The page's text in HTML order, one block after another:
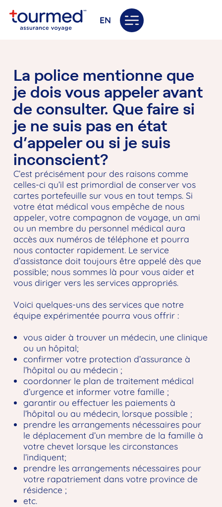
EN
La police mentionne que
je dois vous appeler avant
de consulter. Que faire si
je ne suis pas en état
d’appeler ou si je suis
inconscient?
C’est précisément pour des raisons comme
celles-ci qu’il est primordial de conserver vos
cartes portefeuille sur vous en tout temps. Si
votre état médical vous empêche de nous
appeler, votre compagnon de voyage, un ami
ou un membre du personnel médical aura
accès aux numéros de téléphone et pourra
nous contacter rapidement. Le service
d’assistance doit toujours être appelé dès que
possible; nous sommes là pour vous aider et
vous diriger vers les services appropriés.
Voici quelques-uns des services que notre
équipe expérimentée pourra vous offrir :
vous aider à trouver un médecin, une clinique
ou un hôpital;
confirmer votre protection d’assurance à
l’hôpital ou au médecin ;
coordonner le plan de traitement médical
d’urgence et informer votre famille ;
garantir ou effectuer les paiements à
l’hôpital ou au médecin, lorsque possible ;
prendre les arrangements nécessaires pour
le déplacement d’un membre de la famille à
votre chevet lorsque les circonstances
l’indiquent;
prendre les arrangements nécessaires pour
votre rapatriement dans votre province de
résidence ;
etc.